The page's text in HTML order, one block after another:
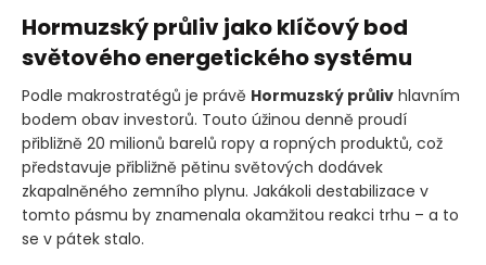
Hormuzský průliv jako klíčový bod
světového energetického systému
Podle makrostratégů je právě Hormuzský průliv hlavním
bodem obav investorů. Touto úžinou denně proudí
přibližně 20 milionů barelů ropy a ropných produktů, což
představuje přibližně pětinu světových dodávek
zkapalněného zemního plynu. Jakákoli destabilizace v
tomto pásmu by znamenala okamžitou reakci trhu – a to
se v pátek stalo.